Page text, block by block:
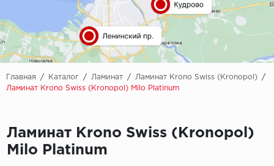
Alfa
AllureFloor
Alpine floor
Arbiton
Ковролин
Линолеум
Паркет
Плинтус
Главная / Каталог / Ламинат / Ламинат Krono Swiss (Kronopol)
/
Ламинат Krono Swiss (Kronopol) Milo Platinum
Ламинат Krono Swiss (Kronopol)
Milo Platinum